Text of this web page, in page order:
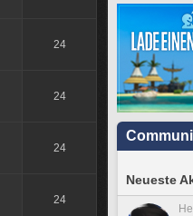
24
24
24
24
Neueste